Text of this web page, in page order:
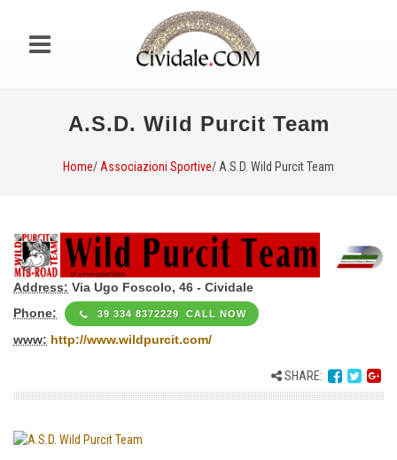
A.S.D. Wild Purcit Team
Home/ Associazioni Sportive/ A.S.D. Wild Purcit Team
Address: Via Ugo Foscolo, 46 - Cividale
Phone:
39 334 8372229 CALL NOW
www: http://www.wildpurcit.com/
SHARE: